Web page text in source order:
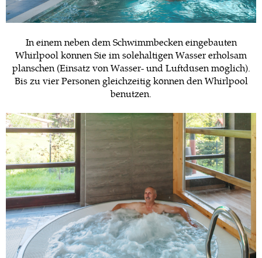
In einem neben dem Schwimmbecken eingebauten
Whirlpool können Sie im solehaltigen Wasser erholsam
planschen (Einsatz von Wasser- und Luftdüsen möglich).
Bis zu vier Personen gleichzeitig können den Whirlpool
benutzen.